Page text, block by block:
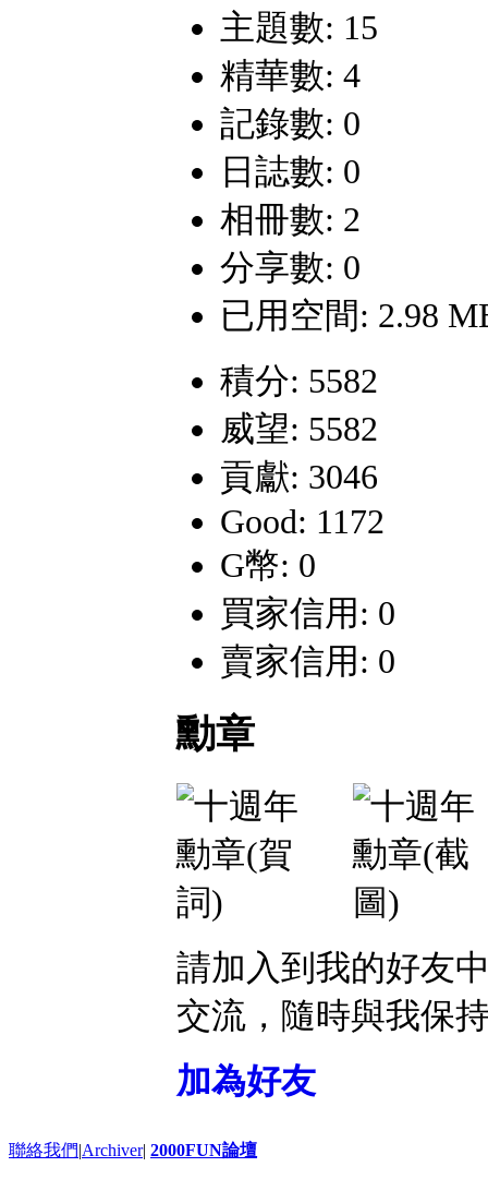
主題數: 15
精華數: 4
記錄數: 0
日誌數: 0
相冊數: 2
分享數: 0
已用空間: 2.98
積分: 5582
威望: 5582
貢獻: 3046
Good: 1172
G幣: 0
買家信用: 0
賣家信用: 0
勳章
請加入到我的好友
交流，隨時與我保
加為好友
聯絡我們|Archiver| 2000FUN論壇